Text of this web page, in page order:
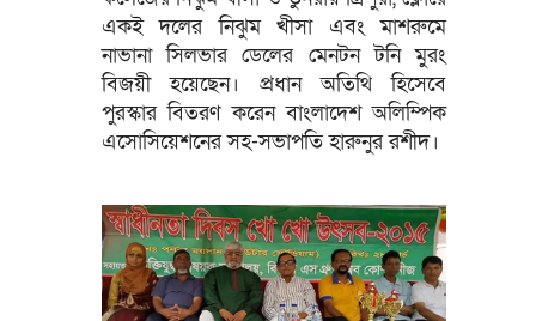
একই দলের নিঝুম খীসা এবং মাশরুমে
নাভানা সিলভার ডেলের মেনটন টনি মুরং
বিজয়ী হয়েছেন। প্রধান অতিথি হিসেবে
পুরস্কার বিতরণ করেন বাংলাদেশ অলিম্পিক
এসোসিয়েশনের সহ-সভাপতি হারুনুর রশীদ।